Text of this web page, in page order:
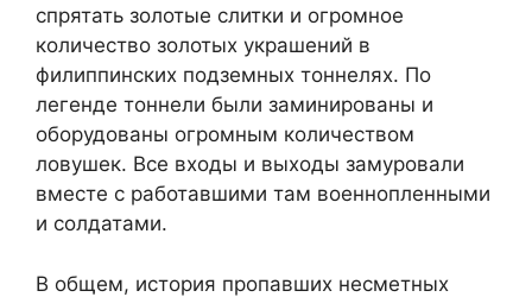
спрятать золотые слитки и огромное
количество золотых украшений в
филиппинских подземных тоннелях. По
легенде тоннели были заминированы и
оборудованы огромным количеством
ловушек. Все входы и выходы замуровали
вместе с работавшими там военнопленными
и солдатами.
В общем, история пропавших несметных